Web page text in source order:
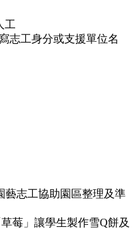
工
志工身分或支援單位名
藝志工協助園區整理及準
莓」讓學生製作雪Q餅及